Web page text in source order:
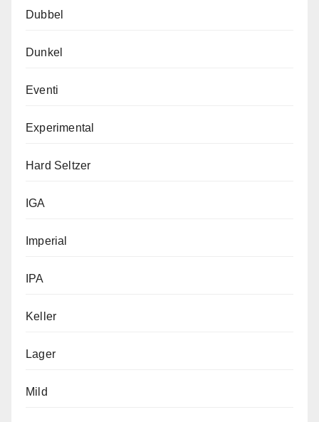
Dubbel
Dunkel
Eventi
Experimental
Hard Seltzer
IGA
Imperial
IPA
Keller
Lager
Mild